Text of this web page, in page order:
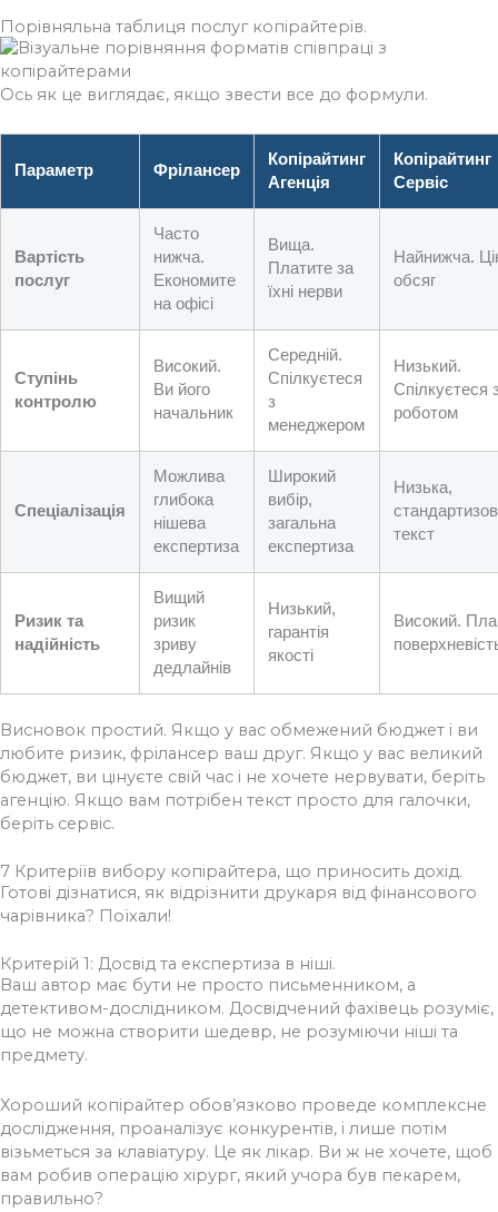
Порівняльна таблиця послуг копірайтерів.
Ось як це виглядає, якщо звести все до формули.
Параметр Фрілансер
Копірайтинг
Агенція
Копірайтинг
Сервіс
Вартість
послуг
Часто
нижча.
Економите
на офісі
Вища.
Платите за
їхні нерви
Найнижча.
обсяг
Ступінь
контролю
Високий.
Ви його
начальник
Середній.
Спілкуєтеся
з
менеджером
Низький.
Спілкуєтеся
роботом
Спеціалізація
Можлива
глибока
нішева
експертиза
Широкий
вибір,
загальна
експертиза
Низька,
текст
Ризик та
надійність
Вищий
ризик
зриву
дедлайнів
Низький,
гарантія
якості
Високий.
Висновок простий. Якщо у вас обмежений бюджет і ви
любите ризик, фрілансер ваш друг. Якщо у вас великий
бюджет, ви цінуєте свій час і не хочете нервувати, беріть
агенцію. Якщо вам потрібен текст просто для галочки,
беріть сервіс.
7 Критеріїв вибору копірайтера, що приносить дохід.
Готові дізнатися, як відрізнити друкаря від фінансового
чарівника? Поїхали!
Критерій 1: Досвід та експертиза в ніші.
Ваш автор має бути не просто письменником, а
детективом-дослідником. Досвідчений фахівець розуміє,
що не можна створити шедевр, не розуміючи ніші та
предмету.
Хороший копірайтер обов’язково проведе комплексне
дослідження, проаналізує конкурентів, і лише потім
візьметься за клавіатуру. Це як лікар. Ви ж не хочете, щоб
вам робив операцію хірург, який учора був пекарем,
правильно?